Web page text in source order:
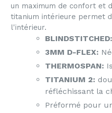
un maximum de confort et
titanium intérieure permet
l'intérieur.
BLINDSTITCHED:
3MM D-FLEX: Né
THERMOSPAN:
TITANIUM 2:
réfléchissant la
Préformé pour